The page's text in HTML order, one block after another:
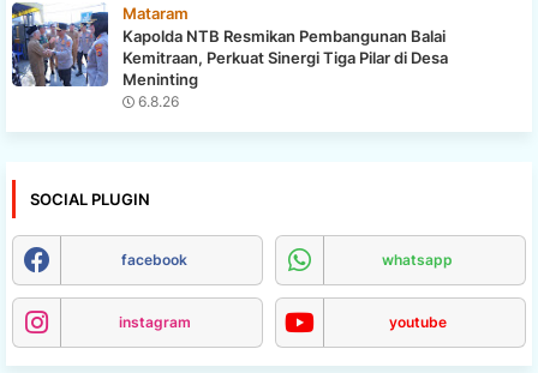
Mataram
Kapolda NTB Resmikan Pembangunan Balai
Kemitraan, Perkuat Sinergi Tiga Pilar di Desa
Meninting
6.8.26
SOCIAL PLUGIN
facebook whatsapp
instagram youtube